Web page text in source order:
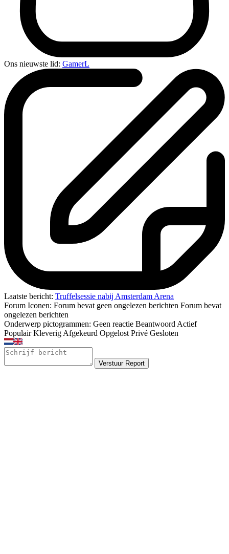
Ons nieuwste lid: GamerL
Laatste bericht: Truffelsessie nabij Amsterdam Arena
Forum Iconen: Forum bevat geen ongelezen berichten Forum bevat
ongelezen berichten
Onderwerp pictogrammen: Geen reactie Beantwoord Actief
Populair Kleverig Afgekeurd Opgelost Privé Gesloten